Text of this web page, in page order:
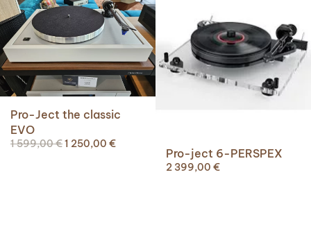
Pro-Ject the classic
EVO
1 599,00€Le
1 250,00 €Le
Pro-ject 6-PERSPEX
2 399,00 €